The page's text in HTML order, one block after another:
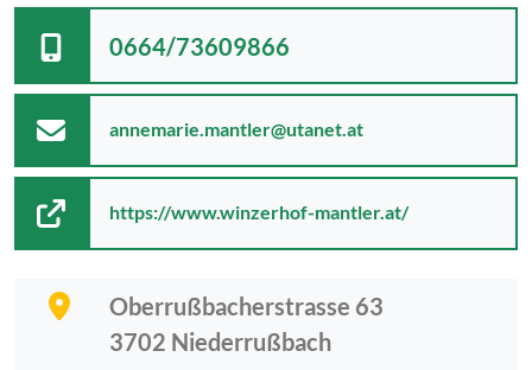
Oberrußbacherstrasse 63
3702 Niederrußbach
0664/73609866
annemarie.mantler@utanet.at
https://www.winzerhof-mantler.at/